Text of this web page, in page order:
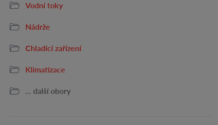
Vodní toky
Nádrže
Chladící zařízení
Klimatizace
... další obory